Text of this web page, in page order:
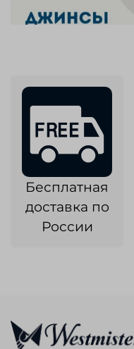
Бесплатная
доставка по
России